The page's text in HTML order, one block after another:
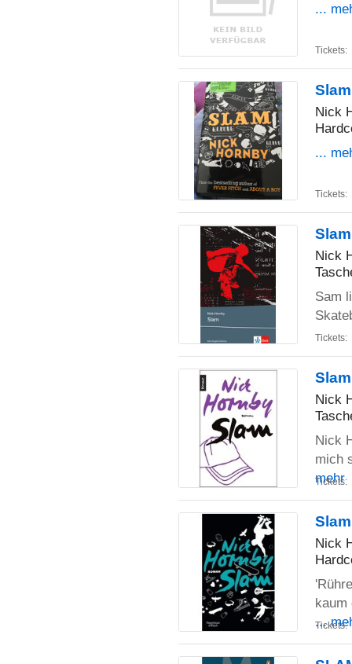
...
Tickets:
Slam
Nick
...
Tickets:
Slam
Nick
Sam
Tickets:
Slam
Nick
Nick
mich
mehr
Tickets:
Nick
kaum
...
Tickets: